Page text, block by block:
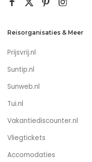
Reisorganisaties & Meer
Prijsvrij.nl
Suntip.nl
Sunweb.nl
Tui.nl
Vakantiediscounter.nl
Vliegtickets
Accomodaties